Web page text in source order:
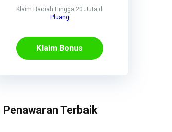
Klaim Hadiah Hingga 20 Juta di
Pluang
Klaim Bonus
Penawaran Terbaik